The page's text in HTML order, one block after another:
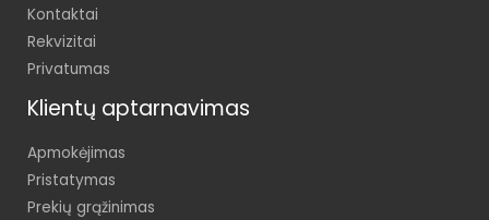
Kontaktai
Rekvizitai
Privatumas
Klientų aptarnavimas
Apmokėjimas
Pristatymas
Prekių grąžinimas